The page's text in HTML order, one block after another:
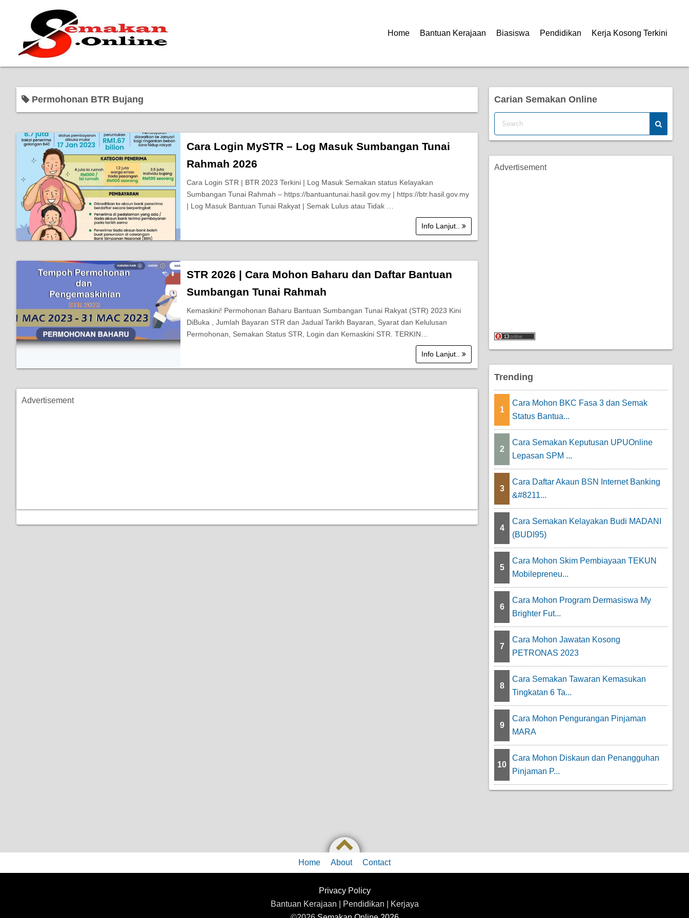
Home Bantuan Kerajaan Biasiswa Pendidikan Kerja Kosong Terkini
Permohonan BTR Bujang
Cara Login MySTR – Log Masuk Sumbangan Tunai
Rahmah 2026
Cara Login STR | BTR 2023 Terkini | Log Masuk Semakan status Kelayakan
Sumbangan Tunai Rahmah – https://bantuantunai.hasil.gov.my | https://btr.hasil.gov.my
| Log Masuk Bantuan Tunai Rakyat | Semak Lulus atau Tidak …
Info Lanjut..
STR 2026 | Cara Mohon Baharu dan Daftar Bantuan
Sumbangan Tunai Rahmah
Kemaskini! Permohonan Baharu Bantuan Sumbangan Tunai Rakyat (STR) 2023 Kini
DiBuka , Jumlah Bayaran STR dan Jadual Tarikh Bayaran, Syarat dan Kelulusan
Permohonan, Semakan Status STR, Login dan Kemaskini STR. TERKIN…
Info Lanjut..
Advertisement
Carian Semakan Online
Advertisement
Trending
1
Cara Mohon BKC Fasa 3 dan Semak
Status Bantua...
2
Cara Semakan Keputusan UPUOnline
Lepasan SPM ...
3
Cara Daftar Akaun BSN Internet Banking
&#8211...
4
Cara Semakan Kelayakan Budi MADANI
(BUDI95)
5
Cara Mohon Skim Pembiayaan TEKUN
Mobilepreneu...
6
Cara Mohon Program Dermasiswa My
Brighter Fut...
7
Cara Mohon Jawatan Kosong
PETRONAS 2023
8
Cara Semakan Tawaran Kemasukan
Tingkatan 6 Ta...
9
Cara Mohon Pengurangan Pinjaman
MARA
10
Cara Mohon Diskaun dan Penangguhan
Pinjaman P...
Home About Contact
Privacy Policy
Bantuan Kerajaan | Pendidikan | Kerjaya